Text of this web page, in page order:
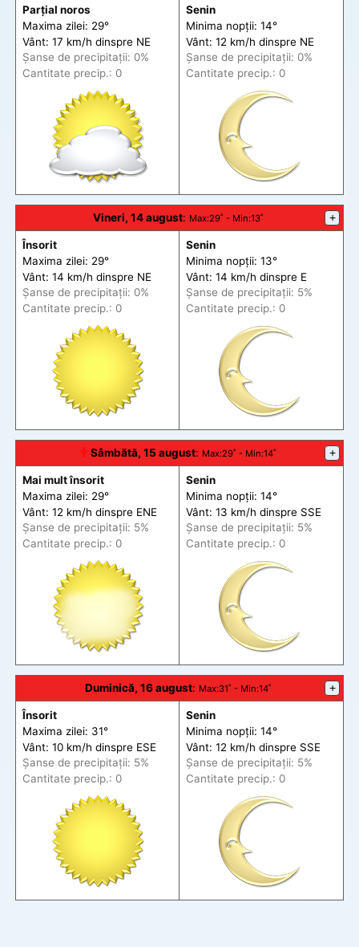
Parțial noros
Maxima zilei: 29°
Vânt: 17 km/h dinspre NE
Șanse de precipitații: 0%
Cantitate precip.: 0
Senin
Minima nopții: 14°
Vânt: 12 km/h dinspre NE
Șanse de precipitații: 0%
Cantitate precip.: 0
Vineri, 14 august: Max:29˚ - Min:13˚ +
Însorit
Maxima zilei: 29°
Vânt: 14 km/h dinspre NE
Șanse de precipitații: 0%
Cantitate precip.: 0
Senin
Minima nopții: 13°
Vânt: 14 km/h dinspre E
Șanse de precipitații: 5%
Cantitate precip.: 0
🕆 Sâmbătă, 15 august: Max:29˚ - Min:14˚ +
Mai mult însorit
Maxima zilei: 29°
Vânt: 12 km/h dinspre ENE
Șanse de precipitații: 5%
Cantitate precip.: 0
Senin
Minima nopții: 14°
Vânt: 13 km/h dinspre SSE
Șanse de precipitații: 5%
Cantitate precip.: 0
Duminică, 16 august: Max:31˚ - Min:14˚ +
Însorit
Maxima zilei: 31°
Vânt: 10 km/h dinspre ESE
Șanse de precipitații: 5%
Cantitate precip.: 0
Senin
Minima nopții: 14°
Vânt: 12 km/h dinspre SSE
Șanse de precipitații: 5%
Cantitate precip.: 0